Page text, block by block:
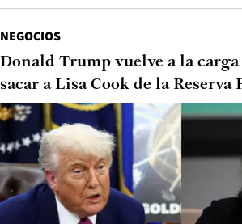
NEGOCIOS
Donald Trump vuelve a la
sacar a Lisa Cook de la Reserva